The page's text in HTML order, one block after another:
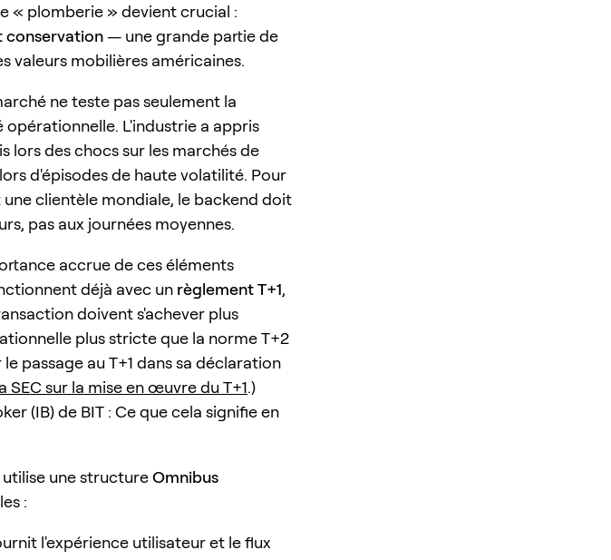
« plomberie » devient crucial :
conservation— une grande partie de
valeurs mobilières américaines.
ne teste pas seulement la
L'industrie a appris
lors des chocs sur les marchés de
d'épisodes de haute volatilité. Pour
clientèle mondiale, le backend doit
pas aux journées moyennes.
accrue de ces éléments
déjà avec un règlement T+1,
doivent s'achever plus
plus stricte que la norme T+2
passage au T+1 dans sa déclaration
sur la mise en œuvre du T+1.)
(IB) de BIT : Ce que cela signifie en
utilise une structureOmnibus
:
l'expérience utilisateur et le flux